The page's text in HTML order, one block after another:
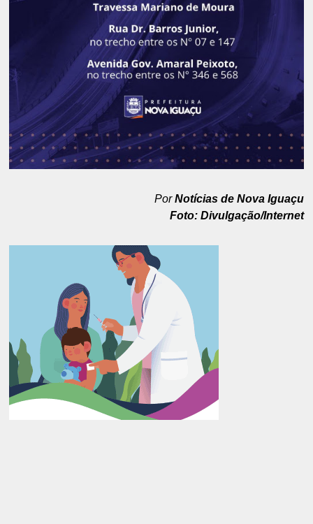
PorNotícias de Nova Iguaçu
Foto: Divulgação/Internet